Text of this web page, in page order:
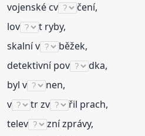
vojenské cv
čení,
lov
t ryby,
skalní v
běžek,
detektivní pov
dka,
byl v
nen,
v
tr zv
řil prach,
telev
zní zprávy,